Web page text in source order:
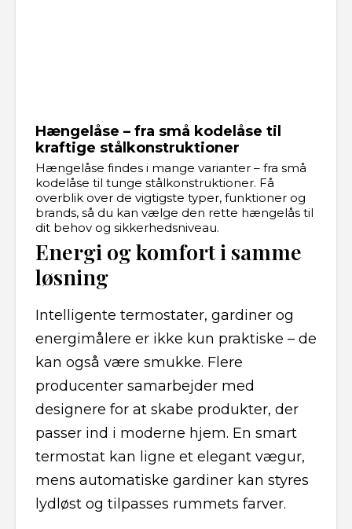
Hængelåse – fra små kodelåse til
kraftige stålkonstruktioner
Hængelåse findes i mange varianter – fra små
kodelåse til tunge stålkonstruktioner. Få
overblik over de vigtigste typer, funktioner og
brands, så du kan vælge den rette hængelås til
dit behov og sikkerhedsniveau.
Energi og komfort i samme
løsning
Intelligente termostater, gardiner og
energimålere er ikke kun praktiske – de
kan også være smukke. Flere
producenter samarbejder med
designere for at skabe produkter, der
passer ind i moderne hjem. En smart
termostat kan ligne et elegant vægur,
mens automatiske gardiner kan styres
lydløst og tilpasses rummets farver.